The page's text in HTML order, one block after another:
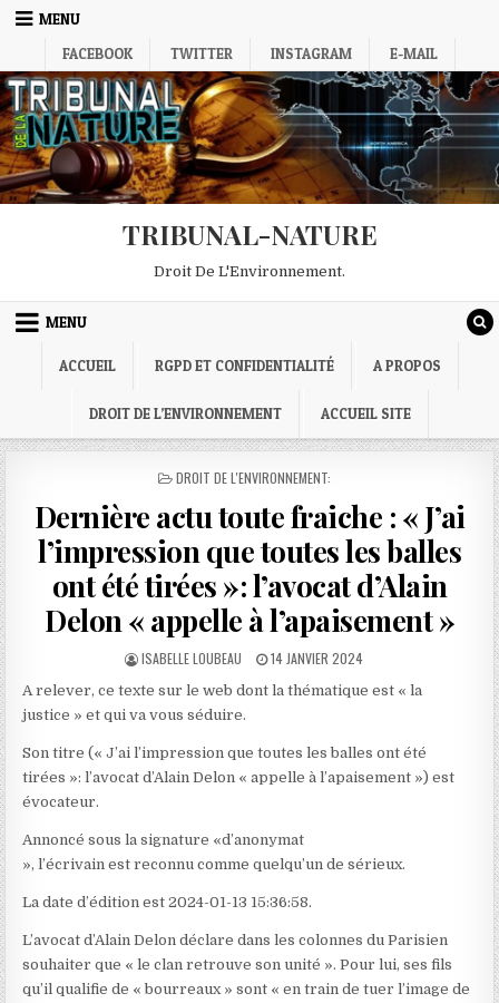
Skip
MENU
FACEBOOK
TWITTER INSTAGRAM E-MAIL
TRIBUNAL-NATURE
Droit De L'Environnement.
MENU
ACCUEIL RGPD ET CONFIDENTIALITÉ A PROPOS
DROIT DE L’ENVIRONNEMENT ACCUEIL SITE
POSTED
DROIT DE L'ENVIRONNEMENT:
Dernière actu toute fraiche : « J’ai
l’impression que toutes les balles
ont été tirées »: l’avocat d’Alain
Delon « appelle à l’apaisement »
AUTHOR:
ISABELLE LOUBEAU
PUBLISHED
14 JANVIER 2024
A relever, ce texte sur le web dont la thématique est « la
justice » et qui va vous séduire.
Son titre (« J’ai l’impression que toutes les balles ont été
tirées »: l’avocat d’Alain Delon « appelle à l’apaisement ») est
évocateur.
Annoncé sous la signature «d’anonymat
», l’écrivain est reconnu comme quelqu’un de sérieux.
La date d’édition est 2024-01-13 15:36:58.
L’avocat d’Alain Delon déclare dans les colonnes du Parisien
souhaiter que « le clan retrouve son unité ». Pour lui, ses fils
qu’il qualifie de « bourreaux » sont « en train de tuer l’image de